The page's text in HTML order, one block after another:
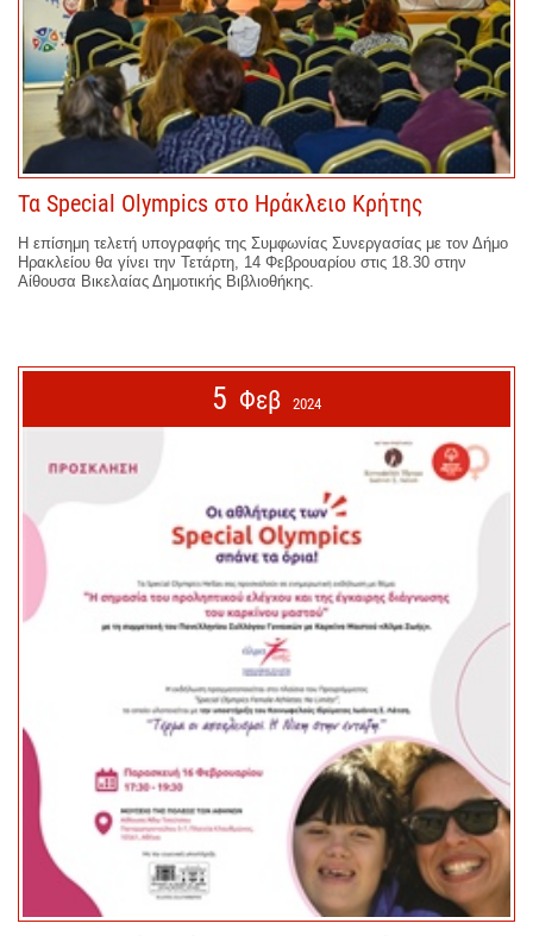
Τα Special Olympics στο Ηράκλειο Κρήτης
Η επίσημη τελετή υπογραφής της Συμφωνίας Συνεργασίας με τον Δήμο
Ηρακλείου θα γίνει την Τετάρτη, 14 Φεβρουαρίου στις 18.30 στην
Αίθουσα Βικελαίας Δημοτικής Βιβλιοθήκης.
5 Φεβ 2024